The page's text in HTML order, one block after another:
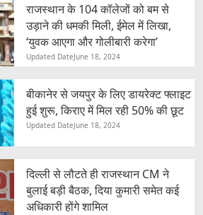
राजस्थान के 104 कॉलेजों को बम से
उड़ाने की धमकी मिली, ईमेल में लिखा,
‘युवक आएगा और गोलीबारी करेगा’
Updated DateJune 18, 2024
बीकानेर से जयपुर के लिए डायरेक्ट फ्लाइट
हुई शुरू, किराए में मिल रही 50% की छूट
Updated DateJune 18, 2024
दिल्ली से लौटते ही राजस्थान CM ने
बुलाई बड़ी बैठक, दिया कुमारी समेत कई
अधिकारी होंगे शामिल